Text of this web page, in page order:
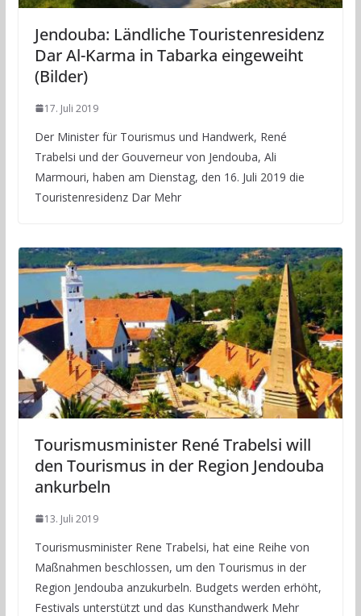
Jendouba: Ländliche Touristenresidenz
Dar Al-Karma in Tabarka eingeweiht
(Bilder)
17. Juli 2019
Der Minister für Tourismus und Handwerk, René
Trabelsi und der Gouverneur von Jendouba, Ali
Marmouri, haben am Dienstag, den 16. Juli 2019 die
Touristenresidenz Dar Mehr
Tourismusminister René Trabelsi will
den Tourismus in der Region Jendouba
ankurbeln
13. Juli 2019
Tourismusminister Rene Trabelsi, hat eine Reihe von
Maßnahmen beschlossen, um den Tourismus in der
Region Jendouba anzukurbeln. Budgets werden erhöht,
Festivals unterstützt und das Kunsthandwerk Mehr